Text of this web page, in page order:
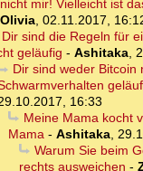
nicht mir! Vielleicht ist
Olivia, 02.11.2017,
Dir sind die Regeln für
geläufig - Ashitaka,
Dir sind weder Bitcoin
16:33
Meine Mama kocht
Mama - Ashitaka,
Warum Sie beim
rechts ausweichen -